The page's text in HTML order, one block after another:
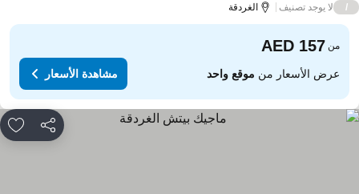
لا يوجد تصنيف الغردقة
من
عرض الأسعار منموقع واحد مشاهدة الأسعار
مشاركة